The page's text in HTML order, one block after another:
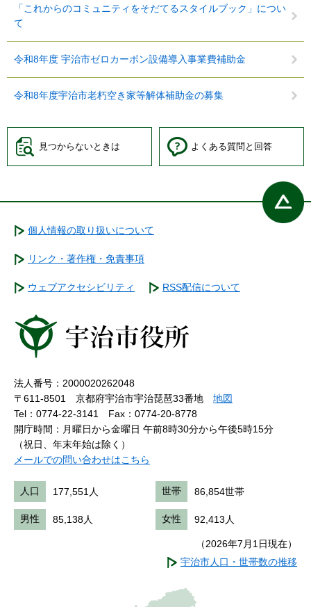
「これからのコミュニティをそだてるスタイルブック」につい
て
令和8年度 宇治市ゼロカーボン設備導入事業費補助金
令和8年度宇治市老朽空き家等解体補助金の募集
見つからないときは よくある質問と回答
個人情報の取り扱いについて
リンク・著作権・免責事項
ウェブアクセシビリティ RSS配信について
法人番号：2000020262048
〒611-8501 京都府宇治市宇治琵琶33番地 地図
Tel：0774-22-3141
Fax：0774-20-8778
開庁時間：月曜日から金曜日 午前8時30分から午後5時15分
（祝日、年末年始は除く）
メールでの問い合わせはこちら
人口 177,551人 世帯 86,854世帯
男性 85,138人 女性 92,413人
（2026年7月1日現在）
宇治市人口・世帯数の推移